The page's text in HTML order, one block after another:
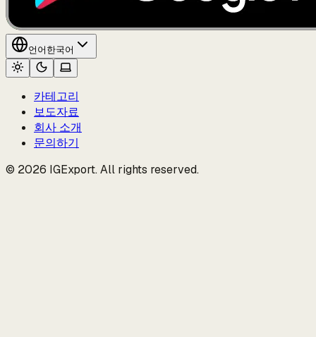
언어 한국어
카테고리
보도자료
회사 소개
문의하기
© 2026 IGExport. All rights reserved.